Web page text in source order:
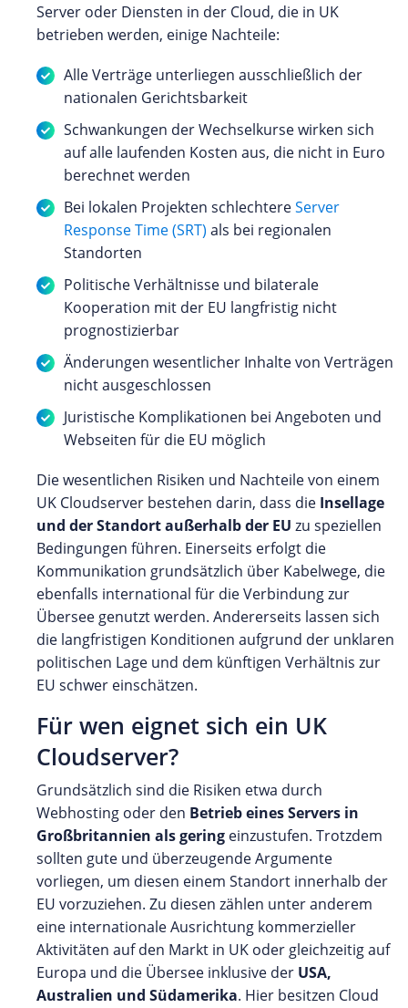
Server oder Diensten in der Cloud, die in UK
betrieben werden, einige Nachteile:
Alle Verträge unterliegen ausschließlich der
nationalen Gerichtsbarkeit
Schwankungen der Wechselkurse wirken sich
auf alle laufenden Kosten aus, die nicht in Euro
berechnet werden
Bei lokalen Projekten schlechtereServer
Response Time (SRT) als bei regionalen
Standorten
Politische Verhältnisse und bilaterale
Kooperation mit der EU langfristig nicht
prognostizierbar
Änderungen wesentlicher Inhalte von Verträgen
nicht ausgeschlossen
Juristische Komplikationen bei Angeboten und
Webseiten für die EU möglich
Die wesentlichen Risiken und Nachteile von einem
UK Cloudserver bestehen darin, dass die Insellage
und der Standort außerhalb der EU zu speziellen
Bedingungen führen. Einerseits erfolgt die
Kommunikation grundsätzlich über Kabelwege, die
ebenfalls international für die Verbindung zur
Übersee genutzt werden. Andererseits lassen sich
die langfristigen Konditionen aufgrund der unklaren
politischen Lage und dem künftigen Verhältnis zur
EU schwer einschätzen.
Für wen eignet sich ein UK
Cloudserver?
Grundsätzlich sind die Risiken etwa durch
Webhosting oder den Betrieb eines Servers in
Großbritannien als gering einzustufen. Trotzdem
sollten gute und überzeugende Argumente
vorliegen, um diesen einem Standort innerhalb der
EU vorzuziehen. Zu diesen zählen unter anderem
eine internationale Ausrichtung kommerzieller
Aktivitäten auf den Markt in UK oder gleichzeitig auf
Europa und die Übersee inklusive der USA,
Australien und Südamerika. Hier besitzen Cloud